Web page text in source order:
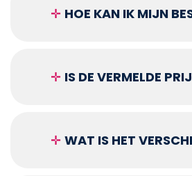
✛ HOE KAN IK MIJN
✛ IS DE VERMELDE
✛ WAT IS HET